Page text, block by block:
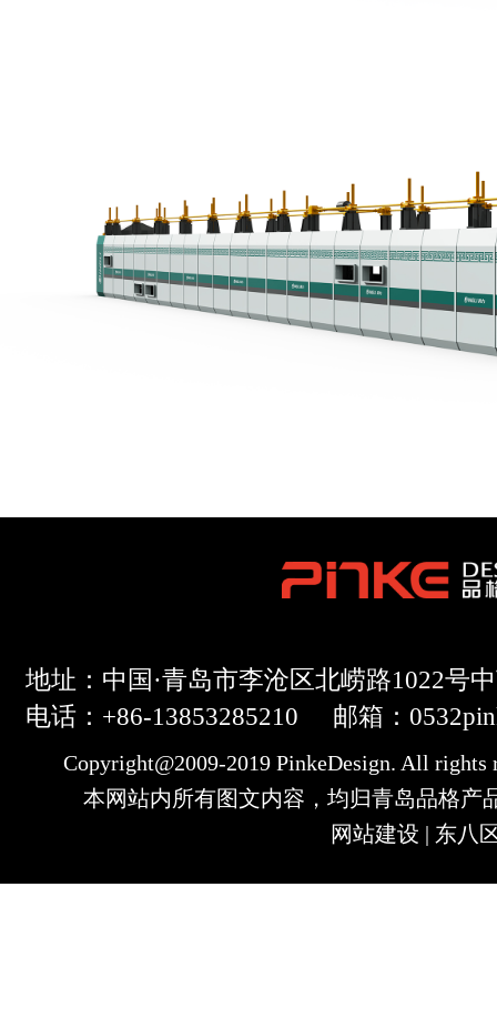
地址：中国·青岛市李沧区北崂路1022号
电话：+86-13853285210
邮箱：
Copyright@2009-2019 PinkeDesign. All rights
本网站内所有图文内容，均归青岛品格产
网站建设 | 东八